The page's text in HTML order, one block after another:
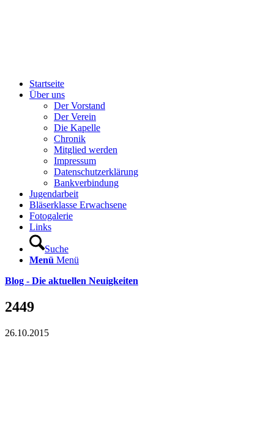
Startseite
Über uns
Der Vorstand
Der Verein
Die Kapelle
Chronik
Mitglied werden
Impressum
Datenschutzerklärung
Bankverbindung
Jugendarbeit
Bläserklasse Erwachsene
Fotogalerie
Links
Suche
Menü Menü
Blog - Die aktuellen Neuigkeiten
2449
26.10.2015